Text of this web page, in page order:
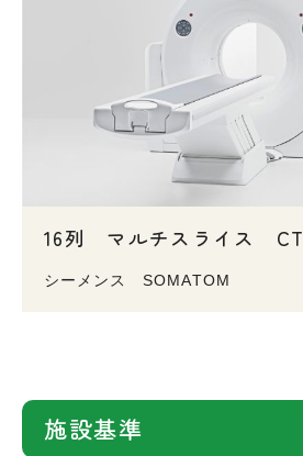
16列 マルチスライス CT
シーメンス SOMATOM
施設基準